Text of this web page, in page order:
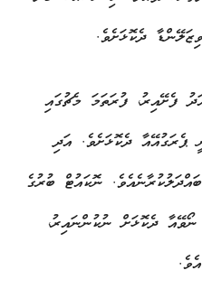
މިއަދު ފެށޭއިރު، ފުރަތަމަ މެޗުގައި
ޕެރަގުއޭއާ ދެކޮޅަށެވެ. އަދި
ނޮކައުޓް ބުރުގެ
ދެކޮޅަށް ނުކުންނައިރު،